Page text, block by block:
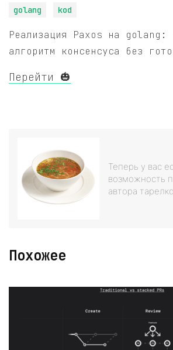
golang kod
Реализация Paxos на golang:
алгоритм консенсуса без
Перейти 🎃
Теперь у вас
возможность
автора
Похожее